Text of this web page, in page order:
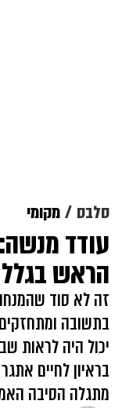
סלבס מקומי
עודד
הראש
זה לא סוד
בתשובה
יכול היה לראות
בראיון לחיים
מתגלה הסיבה